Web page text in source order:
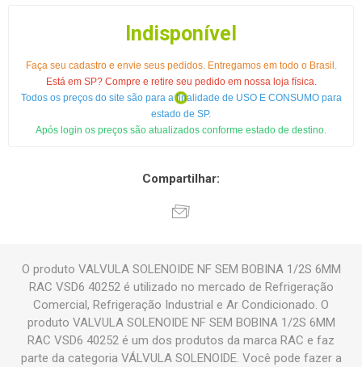
Indisponível
Faça seu cadastro e envie seus pedidos. Entregamos em todo o Brasil.
Está em SP? Compre e retire seu pedido em nossa loja física.
Todos os preços do site são para a finalidade de USO E CONSUMO para
estado de SP.
Após login os preços são atualizados conforme estado de destino.
Compartilhar:
O produto VALVULA SOLENOIDE NF SEM BOBINA 1/2S 6MM
RAC VSD6 40252 é utilizado no mercado de Refrigeração
Comercial, Refrigeração Industrial e Ar Condicionado. O
produto VALVULA SOLENOIDE NF SEM BOBINA 1/2S 6MM
RAC VSD6 40252 é um dos produtos da marca RAC e faz
parte da categoria VÁLVULA SOLENOIDE. Você pode fazer a